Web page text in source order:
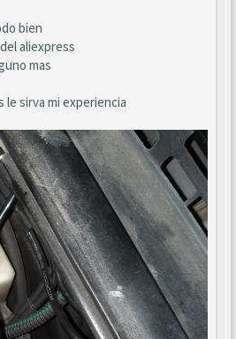
bien
aliexpress
mas
le sirva mi experiencia